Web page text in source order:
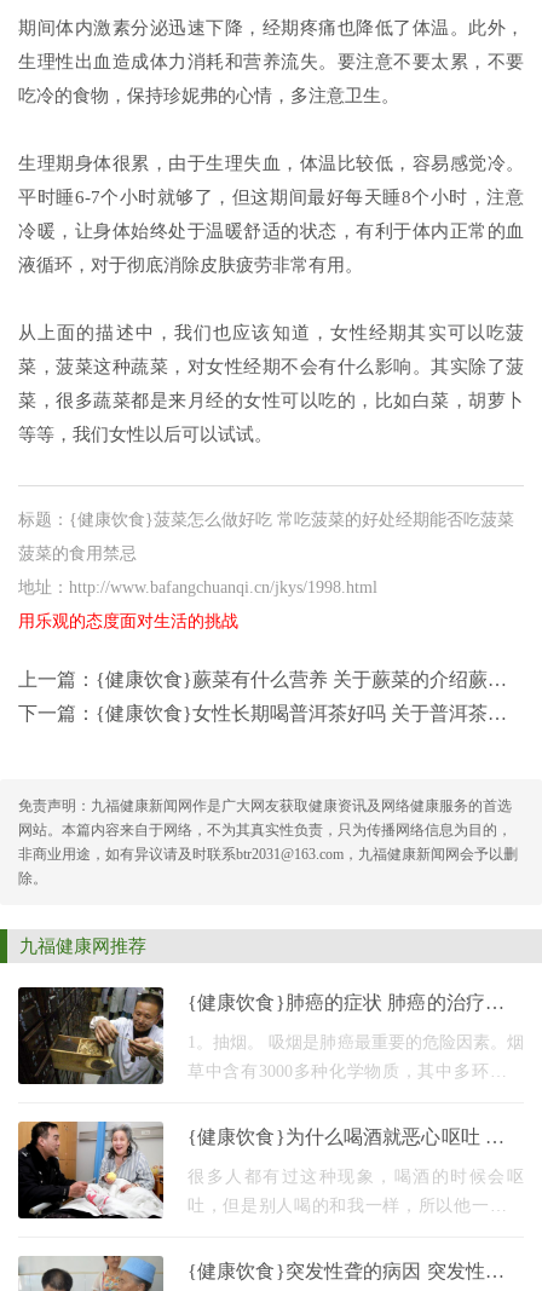
期间体内激素分泌迅速下降，经期疼痛也降低了体温。此外，
生理性出血造成体力消耗和营养流失。要注意不要太累，不要
吃冷的食物，保持珍妮弗的心情，多注意卫生。
生理期身体很累，由于生理失血，体温比较低，容易感觉冷。
平时睡6-7个小时就够了，但这期间最好每天睡8个小时，注意
冷暖，让身体始终处于温暖舒适的状态，有利于体内正常的血
液循环，对于彻底消除皮肤疲劳非常有用。
从上面的描述中，我们也应该知道，女性经期其实可以吃菠
菜，菠菜这种蔬菜，对女性经期不会有什么影响。其实除了菠
菜，很多蔬菜都是来月经的女性可以吃的，比如白菜，胡萝卜
等等，我们女性以后可以试试。
标题：{健康饮食}菠菜怎么做好吃 常吃菠菜的好处经期能否吃菠菜
菠菜的食用禁忌
地址：http://www.bafangchuanqi.cn/jkys/1998.html
用乐观的态度面对生活的挑战
上一篇： {健康饮食}蕨菜有什么营养 关于蕨菜的介绍蕨菜怎么去苦味蕨菜怎么做好吃
下一篇： {健康饮食}女性长期喝普洱茶好吗 关于普洱茶的饮用常识高血压能喝普洱茶吗
免责声明：九福健康新闻网作是广大网友获取健康资讯及网络健康服务的首选
网站。本篇内容来自于网络，不为其真实性负责，只为传播网络信息为目的，
非商业用途，如有异议请及时联系btr2031@163.com，九福健康新闻网会予以删
除。
九福健康网推荐
{健康饮食}肺癌的症状 肺癌的治疗及预
防肺癌应该如何预防呢肺癌应该如何治
疗
1。抽烟。 吸烟是肺癌最重要的危险因素。烟
草中含有3000多种化学物质，其中多环芳烃
乎所有肺癌患者都与吸烟有关。吸烟是一种
{健康饮食}为什么喝酒就恶心呕吐 怎么
解决效果好
很多人都有过这种现象，喝酒的时候会呕
吐，但是别人喝的和我一样，所以他一点反
要了解酒精进入人体后对身体的反应。酒精
{健康饮食}突发性聋的病因 突发性聋的